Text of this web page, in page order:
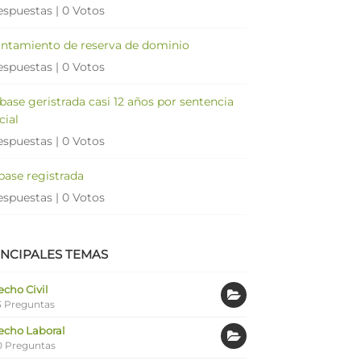
| 0 Votos
de reserva de dominio
| 0 Votos
geristrada casi 12 años por sentencia
| 0 Votos
registrada
| 0 Votos
TEMAS
Civil
Preguntas
Laboral
Preguntas